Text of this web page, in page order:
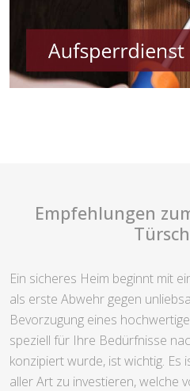
Empfehlungen
Ein sicheres Heim beginnt mit
als erste Abwehr gegen
Bevorzugung eines
speziell für Ihre Bedürfnisse
konzipiert wurde, ist wichtig. Es
aller Art zu investieren, welche